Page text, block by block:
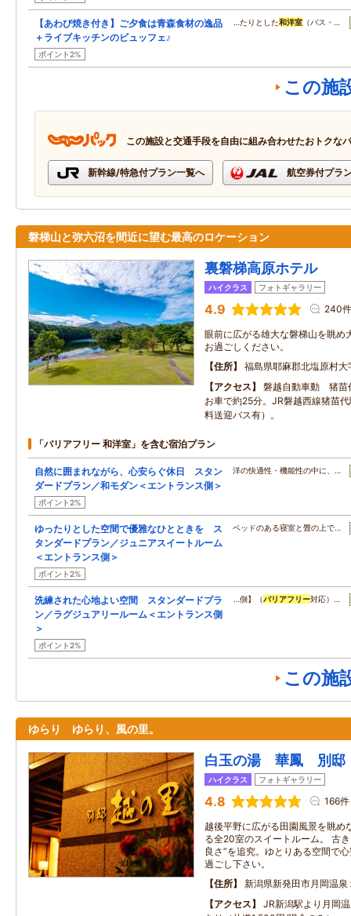
【あわび焼き付き】ご夕食は青森食材の逸品
＋ライブキッチンのビュッフェ♪
ポイント2%
…たりとした和洋室 （バス・…
この施
この施設と交通手段を自由に組み合わせたおトクな
新幹線/特急付プラン一覧へ 航空券付プラ
磐梯山と弥六沼を間近に望む最高のロケーション
裏磐梯高原ホテル
ハイクラス フォトギャラリー
4.9 240件
眼前に広がる雄大な磐梯山を眺め
お過ごしください。
住所
福島県耶麻郡北塩原村大
アクセス
磐越自動車動 猪苗
お車で約25分。JR磐越西線猪苗
料送迎バス有）。
「バリアフリー 和洋室」を含む宿泊プラン
自然に囲まれながら、心安らぐ休日 スタン
ダードプラン／和モダン＜エントランス側＞
ポイント2%
洋の快適性・機能性の中に、…
ゆったりとした空間で優雅なひとときを ス
タンダードプラン／ジュニアスイートルーム
＜エントランス側＞
ポイント2%
ベッドのある寝室と畳の上で…
洗練された心地よい空間 スタンダードプラ
ン／ラグジュアリールーム＜エントランス側
＞
ポイント2%
…側】（バリアフリー対応）…
この施
ゆらり ゆらり、風の里。
白玉の湯 華鳳 別
ハイクラス フォトギャラリー
4.8 166件
越後平野に広がる田園風景を眺め
る全20室のスイートルーム。 古
良さ”を追究。ゆとりある空間で
過ごし下さい。
住所
新潟県新発田市月岡温泉
アクセス
JR新潟駅より月岡